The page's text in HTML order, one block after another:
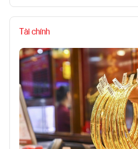
Tài chính